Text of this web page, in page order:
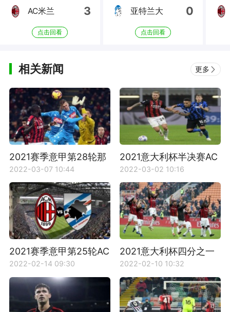
AC米兰 3
点击回看
亚特兰大 0
点击回看
相关新闻 更多
2021赛季意甲第28轮那
不勒斯VSAC米兰比赛回
放
2022-03-07 10:44
2021意大利杯半决赛AC
米兰VS国际米兰比赛回
放
2022-03-02 10:16
2021赛季意甲第25轮AC
米兰对阵桑普多利亚比
赛回放
2022-02-14 09:30
2021意大利杯四分之一
决赛AC米兰对阵拉齐奥
比赛回放
2022-02-10 10:32